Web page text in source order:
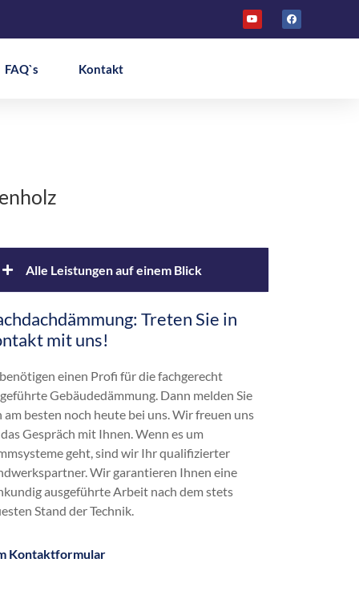
FAQ`s Kontakt
Alle Leistungen auf einem Blick
Altbaudämmung
Brandschutz Einblasdämmung
Dachdämmung
Dachschrägendämmung
Dämmung
Einblasdämmung
Einblasen
energetische Sanierung
Fußbodendämmung
Gebäudedämmung
HK 33
Treten Sie in
mit uns!
einen Profi für die fachgerecht
Gebäudedämmung. Dann melden Sie
am besten noch heute bei uns. Wir freuen uns
Gespräch mit Ihnen. Wenn es um
geht, sind wir Ihr qualifizierter
Wir garantieren Ihnen eine
ausgeführte Arbeit nach dem stets
Stand der Technik.
Kontaktformular